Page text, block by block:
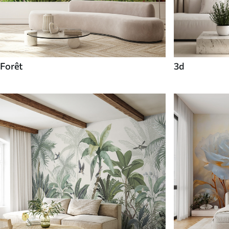
Forêt 3d